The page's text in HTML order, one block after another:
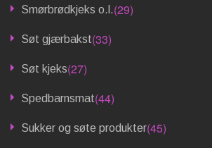
Smørbrødkjeks o.l.(29)
Søt gjærbakst(33)
Søt kjeks(27)
Spedbarnsmat(44)
Sukker og søte produkter(45)